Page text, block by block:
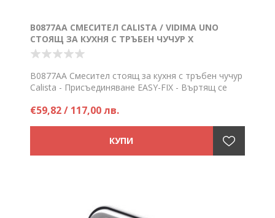
B0877AA СМЕСИТЕЛ CALISTA / VIDIMA UNO
СТОЯЩ ЗА КУХНЯ С ТРЪБЕН ЧУЧУР Х
B0877AA Смесител стоящ за кухня с тръбен чучур
Calista - Присъединяване EASY-FIX - Въртящ се
Цена на брой
€59,82 / 117,00 лв.